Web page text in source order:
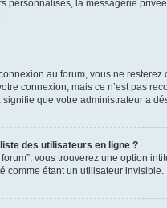
la messagerie
au forum, vous ne
connexion, mais ce n’est pas
que votre administrateur a
des utilisateurs en ligne ?
vous trouverez une option
comme étant un utilisateur invisible.